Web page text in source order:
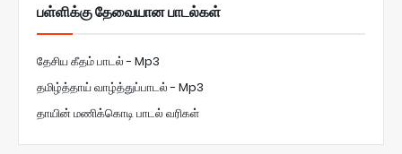
பள்ளிக்கு தேவையான பாடல்கள்
தேசிய கீதம் பாடல் - Mp3
தமிழ்த்தாய் வாழ்த்துப்பாடல் - Mp3
தாயின் மணிக்கொடி பாடல் வரிகள்